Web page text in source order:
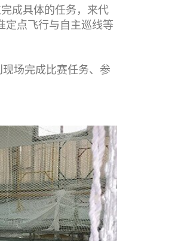
成具体的任务，来代
定点飞行与自主巡线等
场完成比赛任务、参